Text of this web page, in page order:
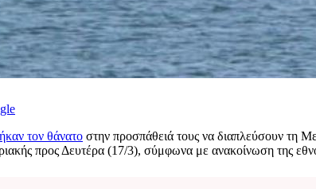
τον θάνατο στην προσπάθειά τους να διαπλεύσουν τη
προς Δευτέρα (17/3), σύμφωνα με ανακοίνωση της